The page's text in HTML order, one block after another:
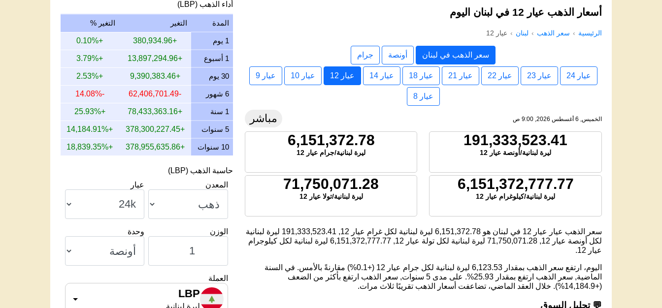
أسعار الذهب عيار 12 في لبنان اليوم
الرئيسية سعر الذهب لبنان عيار 12
سعر الذهب في لبنان أونصة جرام
عيار 24 عيار 23 عيار 22 عيار 21 عيار 18 عيار 14 عيار 12 عيار 10 عيار 9
عيار 8
الخميس, 6 أغسطس 2026, 9:00 ص مباشر
191,333,523.41
ليرة لبنانية/أونصة عيار 12
6,151,372.78
ليرة لبنانية/جرام عيار 12
6,151,372,777.77
ليرة لبنانية/كيلوغرام عيار 12
71,750,071.28
ليرة لبنانية/تولا عيار 12
سعر الذهب عيار عيار 12 في لبنان هو 6,151,372.78 ليرة لبنانية لكل غرام عيار 12, 191,333,523.41 ليرة لبنانية
لكل أونصة عيار 12,
71,750,071.28 ليرة لبنانية لكل تولة عيار 12, 6,151,372,777.77 ليرة لبنانية لكل كيلوجرام
عيار 12.
اليوم، ارتفع سعر الذهب بمقدار 6,123.53 ليرة لبنانية لكل جرام عيار 12 (+0.1%) مقارنةً بالأمس. في السنة
الماضية, سعر الذهب ارتفع بمقدار 25.93%. على مدى 5 سنوات, سعر الذهب ارتفع بأكثر من الضعف
(+14,184.9%). خلال العقد الماضي، تضاعفت أسعار الذهب تقريبًا ثلاث مرات.
💬 تحليل السوق
أداء الذهب (LBP)
المدة التغير التغير %
1 يوم +380,934.96
+0.10%
1 أسبوع +13,897,294.96
+3.79%
30 يوم +9,390,383.46
+2.53%
6 شهور -62,406,701.49
-14.08%
1 سنة +78,433,363.16
+25.93%
5 سنوات +378,300,227.45
+14,184.91%
10 سنوات +378,955,635.86
+18,839.35%
حاسبة الذهب (LBP)
المعدن
عيار
الوزن وحدة
العملة
LBP
ليرة لبنانية